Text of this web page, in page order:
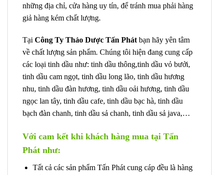
những địa chỉ, cửa hàng uy tín, để tránh mua phải hàng
giả hàng kém chất lượng.
Tại Công Ty Thảo Dược Tấn Phátbạn hãy yên tâm
về chất lượng sản phẩm. Chúng tôi hiện đang cung cấp
các loại tinh dầu như: tinh dầu thông,tinh dầu vỏ bưởi,
tinh dầu cam ngọt, tinh dầu long lão, tinh dầu hương
nhu, tinh dầu đàn hương, tinh dầu oải hương, tinh dầu
ngọc lan tây, tinh dầu cafe, tinh dầu bạc hà, tinh dầu
bạch đàn chanh, tinh dầu sả chanh, tinh dầu sả java,…
Với cam kết khi khách hàng mua tại Tấn
Phát như:
Tất cả các sản phẩm Tấn Phát cung cáp đều là hàng